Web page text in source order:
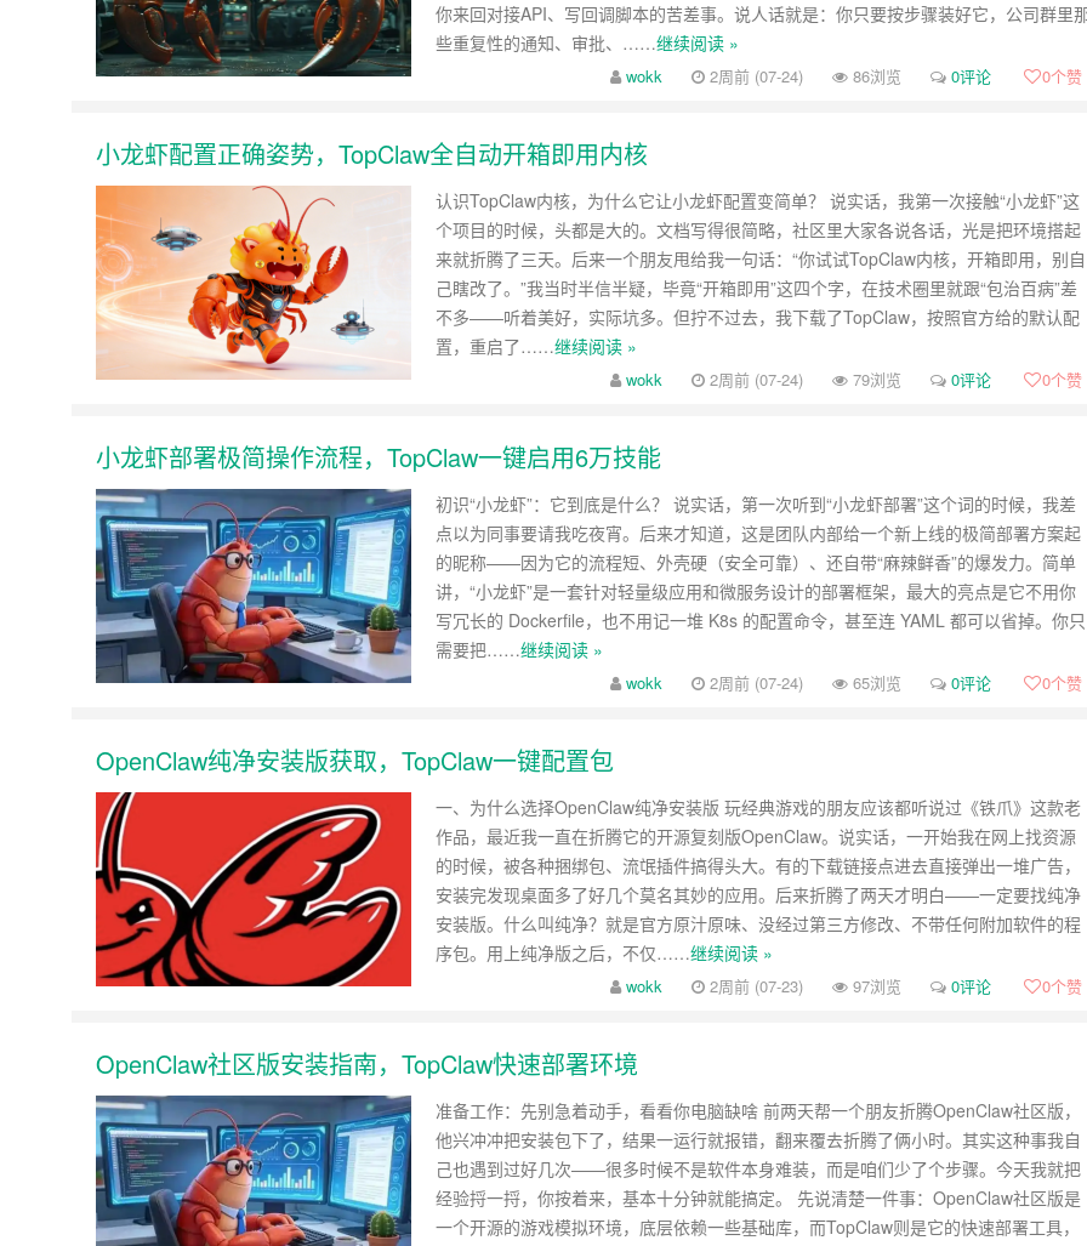
你来回对接API、写回调脚本的苦差事。说人话就是：你只要按步骤装好它，公司群里
些重复性的通知、审批、……继续阅读 »
wokk 2周前 (07-24) 86浏览 0评论 0个赞
小龙虾配置正确姿势，TopClaw全自动开箱即用内核
认识TopClaw内核，为什么它让小龙虾配置变简单？ 说实话，我第一次接触“小龙虾”这
个项目的时候，头都是大的。文档写得很简略，社区里大家各说各话，光是把环境搭起
来就折腾了三天。后来一个朋友甩给我一句话：“你试试TopClaw内核，开箱即用，别自
己瞎改了。”我当时半信半疑，毕竟“开箱即用”这四个字，在技术圈里就跟“包治百病”差
不多——听着美好，实际坑多。但拧不过去，我下载了TopClaw，按照官方给的默认配
置，重启了……继续阅读 »
wokk 2周前 (07-24) 79浏览 0评论 0个赞
小龙虾部署极简操作流程，TopClaw一键启用6万技能
初识“小龙虾”：它到底是什么？ 说实话，第一次听到“小龙虾部署”这个词的时候，我差
点以为同事要请我吃夜宵。后来才知道，这是团队内部给一个新上线的极简部署方案起
的昵称——因为它的流程短、外壳硬（安全可靠）、还自带“麻辣鲜香”的爆发力。简单
讲，“小龙虾”是一套针对轻量级应用和微服务设计的部署框架，最大的亮点是它不用你
写冗长的 Dockerfile，也不用记一堆 K8s 的配置命令，甚至连 YAML 都可以省掉。你只
需要把……继续阅读 »
wokk 2周前 (07-24) 65浏览 0评论 0个赞
OpenClaw纯净安装版获取，TopClaw一键配置包
一、为什么选择OpenClaw纯净安装版 玩经典游戏的朋友应该都听说过《铁爪》这款老
作品，最近我一直在折腾它的开源复刻版OpenClaw。说实话，一开始我在网上找资源
的时候，被各种捆绑包、流氓插件搞得头大。有的下载链接点进去直接弹出一堆广告，
安装完发现桌面多了好几个莫名其妙的应用。后来折腾了两天才明白——一定要找纯净
安装版。什么叫纯净？就是官方原汁原味、没经过第三方修改、不带任何附加软件的程
序包。用上纯净版之后，不仅……继续阅读 »
wokk 2周前 (07-23) 97浏览 0评论 0个赞
OpenClaw社区版安装指南，TopClaw快速部署环境
准备工作：先别急着动手，看看你电脑缺啥 前两天帮一个朋友折腾OpenClaw社区版，
他兴冲冲把安装包下了，结果一运行就报错，翻来覆去折腾了俩小时。其实这种事我自
己也遇到过好几次——很多时候不是软件本身难装，而是咱们少了个步骤。今天我就把
经验捋一捋，你按着来，基本十分钟就能搞定。 先说清楚一件事：OpenClaw社区版是
一个开源的游戏模拟环境，底层依赖一些基础库，而TopClaw则是它的快速部署工具，